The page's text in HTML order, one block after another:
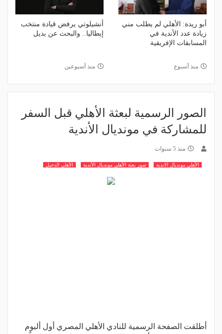
أبو ريدة: الأهلي لم يطلب مني
زيادة عدد الأندية في
المسابقات الإفريقية
منذ أسبوع
أنشيلوتي يرفض قيادة منتخب
إيطاليا.. والبحث عن بديل
منذ أسبوعين
الصور الرسمية لبعثة الأهلي قبل السفر
للمشاركة في مونديال الأندية
منذ 5 سنوات
الأهلي مونديال الاندية صور بعثة الأهلي مونديال الأندية الأهلي الدحيل
أطلقت الصفحة الرسمية للنادي الأهلي المصري أول ألبوم